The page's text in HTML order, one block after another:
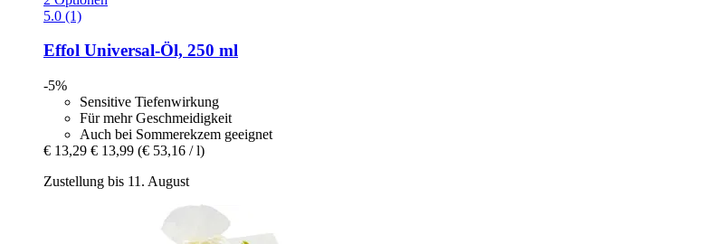
5.0 (1)
Effol Universal-​Öl, 250 ml
-5%
Sensitive Tiefenwirkung
Für mehr Geschmeidigkeit
Auch bei Sommerekzem geeignet
€ 13,29 € 13,99 (€ 53,16 / l)
Zustellung bis 11. August